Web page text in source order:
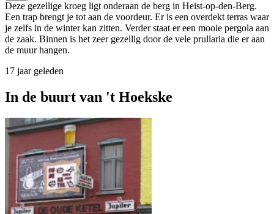
Deze gezellige kroeg ligt onderaan de berg in Heist-op-den-Berg.
Een trap brengt je tot aan de voordeur. Er is een overdekt terras waar
je zelfs in de winter kan zitten. Verder staat er een mooie pergola aan
de zaak. Binnen is het zeer gezellig door de vele prullaria die er aan
de muur hangen.
17 jaar geleden
In de buurt van 't Hoekske